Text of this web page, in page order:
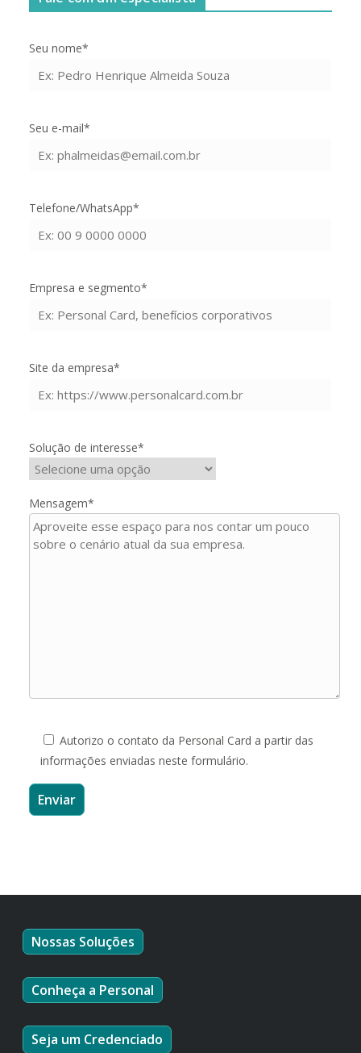
Seu nome*
Seu e-mail*
Telefone/WhatsApp*
Empresa e segmento*
Site da empresa*
Solução de interesse*
Mensagem*
Autorizo o contato da Personal Card a partir das
informações enviadas neste formulário.
Nossas Soluções
Conheça a Personal
Seja um Credenciado